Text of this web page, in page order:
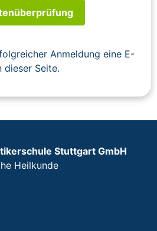
Anmeldung eine E-
dieser Seite.
Stuttgart GmbH
Heilkunde